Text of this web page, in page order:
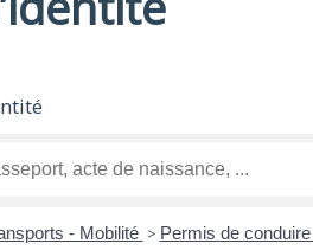
- Mobilité > Permis de conduire